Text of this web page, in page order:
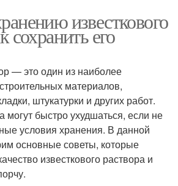
известкового
сохранить его
— это один из наиболее
материалов,
штукатурки и других работ.
могут быстро ухудшаться, если не
условия хранения. В данной
основные советы, которые
известкового раствора и